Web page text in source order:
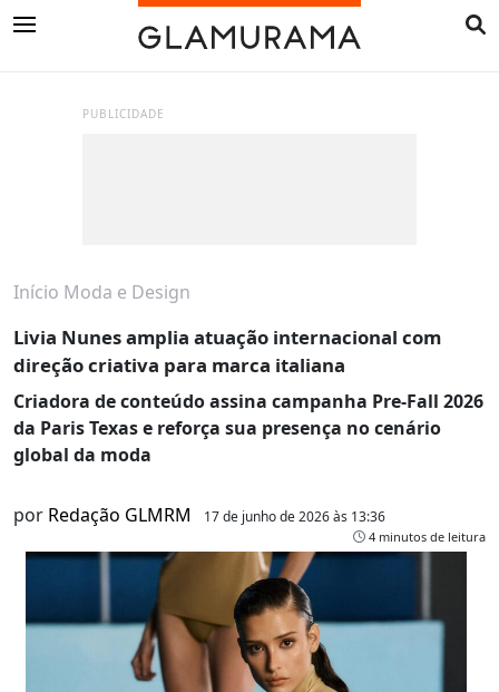
PUBLICIDADE
Início Moda e Design
Livia Nunes amplia atuação internacional com
direção criativa para marca italiana
Criadora de conteúdo assina campanha Pre-Fall 2026
da Paris Texas e reforça sua presença no cenário
global da moda
por Redação GLMRM 17 de junho de 2026 às 13:36
4 minutos de leitura